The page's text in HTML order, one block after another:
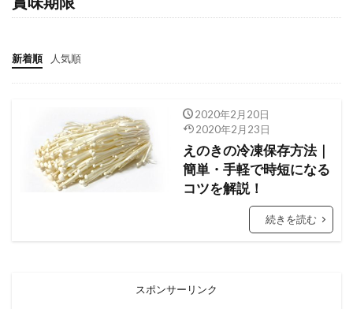
新着順 人気順
2020年2月20日
2020年2月23日
えのきの冷凍保存方法｜
簡単・手軽で時短になる
コツを解説！
続きを読む
スポンサーリンク